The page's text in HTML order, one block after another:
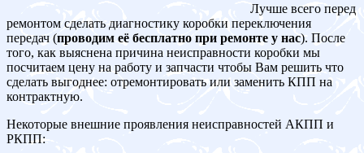
Лучше всего перед
ремонтом сделать диагностику коробки переключения
передач (проводим её бесплатно при ремонте у нас). После
того, как выяснена причина неисправности коробки мы
посчитаем цену на работу и запчасти чтобы Вам решить что
сделать выгоднее: отремонтировать или заменить КПП на
контрактную.
Некоторые внешние проявления неисправностей АКПП и
РКПП: